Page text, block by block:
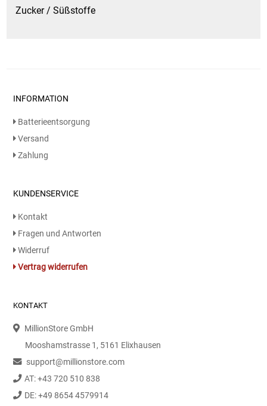
Zucker / Süßstoffe
INFORMATION
Batterieentsorgung
Versand
Zahlung
KUNDENSERVICE
Kontakt
Fragen und Antworten
Widerruf
Vertrag widerrufen
KONTAKT
MillionStore GmbH
Mooshamstrasse 1, 5161 Elixhausen
support@millionstore.com
AT: +43 720 510 838
DE: +49 8654 4579914